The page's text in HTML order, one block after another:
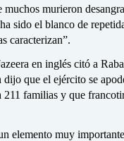
muchos murieron
sido el blanco de
caracterizan”.
en inglés citó a
que el ejército se
211 familias y que
elemento muy